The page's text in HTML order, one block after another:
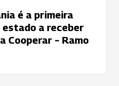
é a primeira
a receber
Cooperar – Ramo